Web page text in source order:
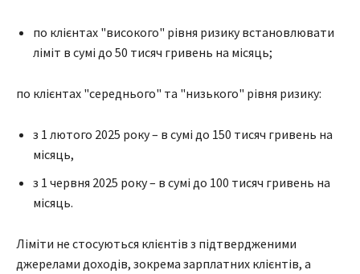
по клієнтах "високого" рівня ризику встановлювати
ліміт в сумі до 50 тисяч гривень на місяць;
по клієнтах "середнього" та "низького" рівня ризику:
з 1 лютого 2025 року – в сумі до 150 тисяч гривень на
місяць,
з 1 червня 2025 року – в сумі до 100 тисяч гривень на
місяць.
Ліміти не стосуються клієнтів з підтвердженими
джерелами доходів, зокрема зарплатних клієнтів, а